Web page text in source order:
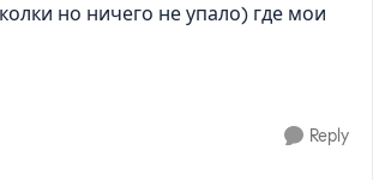
но ничего не упало) где мои
Reply